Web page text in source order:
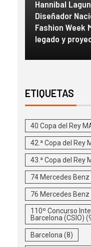
Hannibal
Diseñador
Fashion Week
legado y
ETIQUETAS
40 Copa del Rey
42.ª Copa del Rey
43.ª Copa del Rey
74 Mercedes Benz
76 Mercedes Benz
110º Concurso
Barcelona (CSIO)
Barcelona(8)